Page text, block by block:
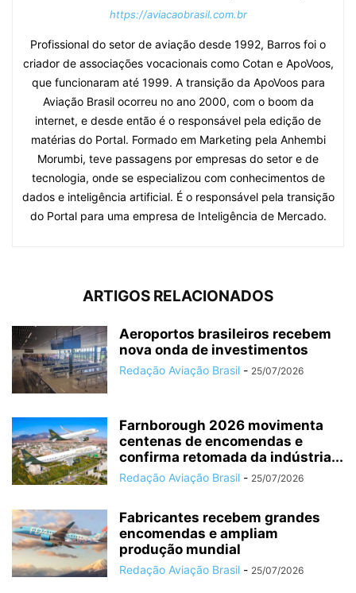
https://aviacaobrasil.com.br
Profissional do setor de aviação desde 1992, Barros foi o
criador de associações vocacionais como Cotan e ApoVoos,
que funcionaram até 1999. A transição da ApoVoos para
Aviação Brasil ocorreu no ano 2000, com o boom da
internet, e desde então é o responsável pela edição de
matérias do Portal. Formado em Marketing pela Anhembi
Morumbi, teve passagens por empresas do setor e de
tecnologia, onde se especializou com conhecimentos de
dados e inteligência artificial. É o responsável pela transição
do Portal para uma empresa de Inteligência de Mercado.
ARTIGOS RELACIONADOS
Aeroportos brasileiros recebem
nova onda de investimentos
Redação Aviação Brasil - 25/07/2026
Farnborough 2026 movimenta
centenas de encomendas e
confirma retomada da indústria...
Redação Aviação Brasil - 25/07/2026
Fabricantes recebem grandes
encomendas e ampliam
produção mundial
Redação Aviação Brasil - 25/07/2026